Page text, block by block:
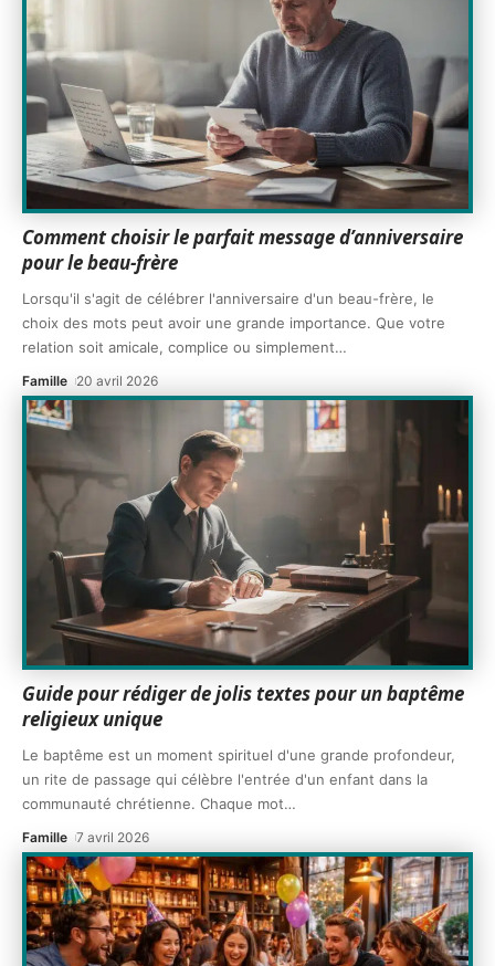
Comment choisir le parfait message d’anniversaire
pour le beau-frère
Lorsqu'il s'agit de célébrer l'anniversaire d'un beau-frère, le
choix des mots peut avoir une grande importance. Que votre
relation soit amicale, complice ou simplement…
Famille 20 avril 2026
Guide pour rédiger de jolis textes pour un baptême
religieux unique
Le baptême est un moment spirituel d'une grande profondeur,
un rite de passage qui célèbre l'entrée d'un enfant dans la
communauté chrétienne. Chaque mot…
Famille 7 avril 2026